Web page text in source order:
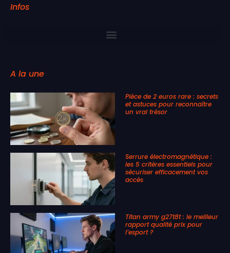
Infos
A la une
Pièce de 2 euros rare : secrets
et astuces pour reconnaître
un vrai trésor
Serrure électromagnétique :
les 5 critères essentiels pour
sécuriser efficacement vos
accès
Titan army g27t8t : le meilleur
rapport qualité prix pour
l’esport ?